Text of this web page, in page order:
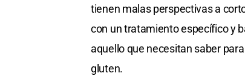
tienen malas perspectivas a
con un tratamiento específico y
aquello que necesitan saber
gluten.